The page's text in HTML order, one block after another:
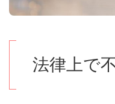
3.2.口腔性交
法律上で